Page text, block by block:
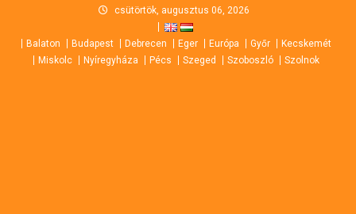
content
csütörtök, augusztus 06, 2026
Balaton Budapest Debrecen Eger Európa Győr
Kecskemét
Miskolc
Nyíregyháza Pécs Szeged Szoboszló Szolnok